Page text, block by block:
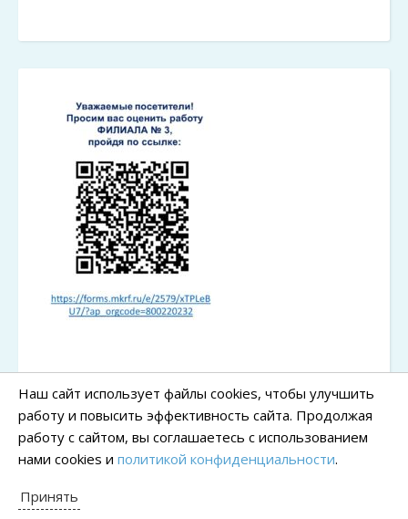
Наш сайт использует файлы cookies, чтобы улучшить
работу и повысить эффективность сайта. Продолжая
работу с сайтом, вы соглашаетесь с использованием
нами cookies и политикой конфиденциальности.
Принять